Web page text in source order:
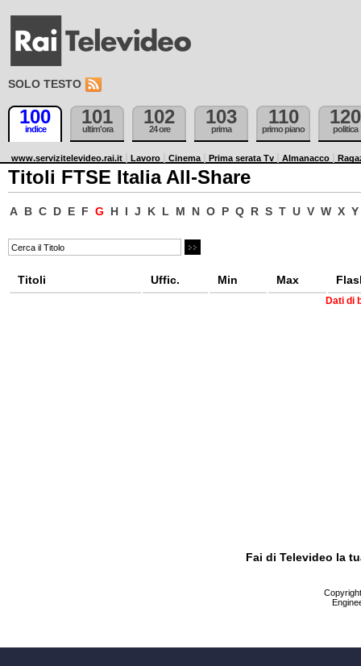
SOLO TESTO
100
indice
101
ultim'ora
102
24 ore
103
prima
110
primo piano
120
politica
www.servizitelevideo.rai.it Lavoro Cinema Prima serata Tv Almanacco
Titoli FTSE Italia All-Share
A B C D E F G H I J K L M N O P Q R S T U V W X Y
Titoli Uffic. Min Max
Dati di
Fai di Televideo la